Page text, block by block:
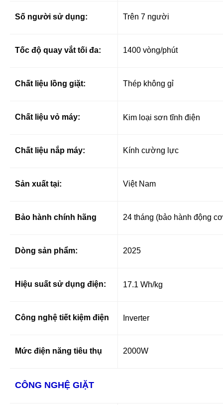
Số người sử dụng: Trên 7 người
Tốc độ quay vắt tối đa: 1400 vòng/phút
Chất liệu lồng giặt: Thép không gỉ
Chất liệu vỏ máy: Kim loại sơn tĩnh điện
Chất liệu nắp máy: Kính cường lực
Sản xuất tại: Việt Nam
Bảo hành chính hãng 24 tháng (bảo hành động
Dòng sản phẩm: 2025
Hiệu suất sử dụng điện: 17.1 Wh/kg
Công nghệ tiết kiệm điện Inverter
Mức điện năng tiêu thụ 2000W
CÔNG NGHỆ GIẶT